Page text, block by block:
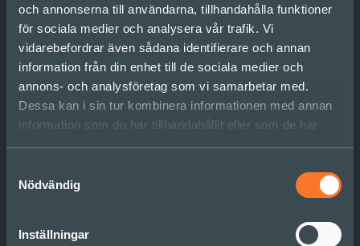
och annonserna till användarna, tillhandahålla funktioner
för sociala medier och analysera vår trafik. Vi
vidarebefordrar även sådana identifierare och annan
information från din enhet till de sociala medier och
annons- och analysföretag som vi samarbetar med.
Dessa kan i sin tur kombinera informationen med annan
information som du har tillhandahållit eller som de har
Nödvändig
Inställningar
Behöver
strategiarbetet en
skjuts?
Marie hjälper dig gärna vidare om du vill